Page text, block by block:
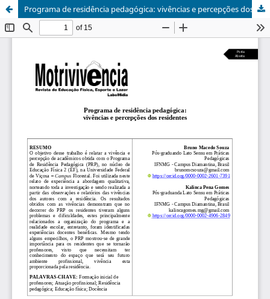
Programa de residência pedagógica: vivências e percepções dos residentes